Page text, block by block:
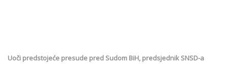
Uoči predstojeće presude pred Sudom BiH, predsjednik SNSD-a